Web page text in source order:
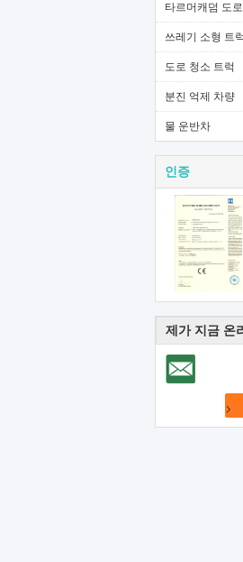
타르머캐덤 도
쓰레기 소형 트럭
도로 청소 트럭
분진 억제 차량
물 운반차
인증
제가 지금 온